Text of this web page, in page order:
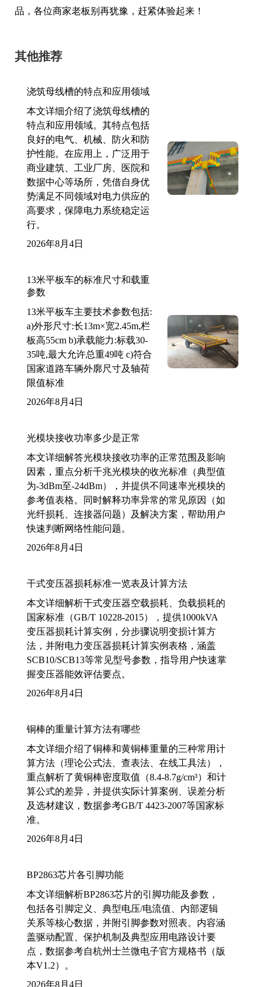
品，各位商家老板别再犹豫，赶紧体验起来！
其他推荐
浇筑母线槽的特点和应用领域
本文详细介绍了浇筑母线槽的
特点和应用领域。其特点包括
良好的电气、机械、防火和防
护性能。在应用上，广泛用于
商业建筑、工业厂房、医院和
数据中心等场所，凭借自身优
势满足不同领域对电力供应的
高要求，保障电力系统稳定运
行。
2026年8月4日
13米平板车的标准尺寸和载重
参数
13米平板车主要技术参数包括:
a)外形尺寸:长13m×宽2.45m,栏
板高55cm b)承载能力:标载30-
35吨,最大允许总重49吨 c)符合
国家道路车辆外廓尺寸及轴荷
限值标准
2026年8月4日
光模块接收功率多少是正常
本文详细解答光模块接收功率的正常范围及影响
因素，重点分析千兆光模块的收光标准（典型值
为-3dBm至-24dBm），并提供不同速率光模块的
参考值表格。同时解释功率异常的常见原因（如
光纤损耗、连接器问题）及解决方案，帮助用户
快速判断网络性能问题。
2026年8月4日
干式变压器损耗标准一览表及计算方法
本文详细解析干式变压器空载损耗、负载损耗的
国家标准（GB/T 10228-2015），提供1000kVA
变压器损耗计算实例，分步骤说明变损计算方
法，并附电力变压器损耗计算实例表格，涵盖
SCB10/SCB13等常见型号参数，指导用户快速掌
握变压器能效评估要点。
2026年8月4日
铜棒的重量计算方法有哪些
本文详细介绍了铜棒和黄铜棒重量的三种常用计
算方法（理论公式法、查表法、在线工具法），
重点解析了黄铜棒密度取值（8.4-8.7g/cm³）和计
算公式的差异，并提供实际计算案例、误差分析
及选材建议，数据参考GB/T 4423-2007等国家标
准。
2026年8月4日
BP2863芯片各引脚功能
本文详细解析BP2863芯片的引脚功能及参数，
包括各引脚定义、典型电压/电流值、内部逻辑
关系等核心数据，并附引脚参数对照表。内容涵
盖驱动配置、保护机制及典型应用电路设计要
点，数据参考自杭州士兰微电子官方规格书（版
本V1.2）。
2026年8月4日